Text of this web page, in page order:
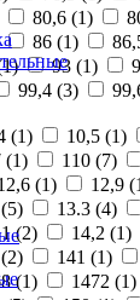
80,6 (1)
86 (1)
1) 93 (1)
99,4 (3)
(1) 10,5 (1)
(1) 110 (7)
(1) 12,9 (1
5) 13.3 (4)
(2) 14,2 (1)
2) 141 (1)
(1) 1472 (1)